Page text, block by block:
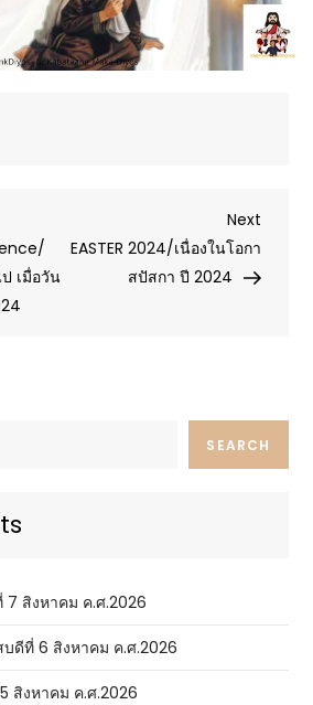
เมื่อวัน
Next
Post
Next
EASTER 2024/เนื่องในโอกา
สปัสกา ปี 2024
SEARCH
สิงหาคม ค.ศ.2026
ดีที่ 6 สิงหาคม ค.ศ.2026
สิงหาคม ค.ศ.2026